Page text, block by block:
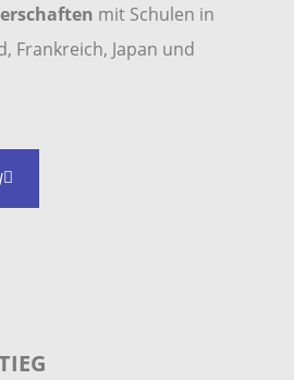
mit Schulen in
Frankreich, Japan und